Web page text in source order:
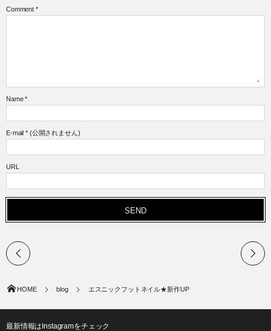
Comment *
Name *
E-mail *(公開されません)
URL
HOME blog エスニックフットネイル★新作UP
最新情報はInstagramをチェック